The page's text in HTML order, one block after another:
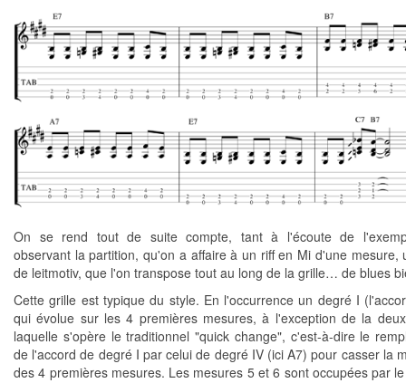
On se rend tout de suite compte, tant à l'écoute de
observant la partition, qu'on a affaire à un riff en Mi d'une mesure,
de leitmotiv, que l'on transpose tout au long de la grille… de blues
Cette grille est typique du style. En l'occurrence un degré I
qui évolue sur les 4 premières mesures, à l'exception de la
laquelle s'opère le traditionnel "quick change", c'est-à-dire le
de l'accord de degré I par celui de degré IV (ici A7) pour casser la
des 4 premières mesures. Les mesures 5 et 6 sont occupées par